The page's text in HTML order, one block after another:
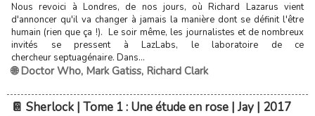
Nous revoici à Londres, de nos jours, où Richard Lazarus vient
d'annoncer qu'il va changer à jamais la manière dont se définit l'être
humain (rien que ça !). Le soir même, les journalistes et de nombreux
invités se pressent à LazLabs, le laboratoire de ce
chercheur septuagénaire. Dans...
🌐 Doctor Who, Mark Gatiss, Richard Clark
📔 Sherlock | Tome 1 : Une étude en rose | Jay | 2017